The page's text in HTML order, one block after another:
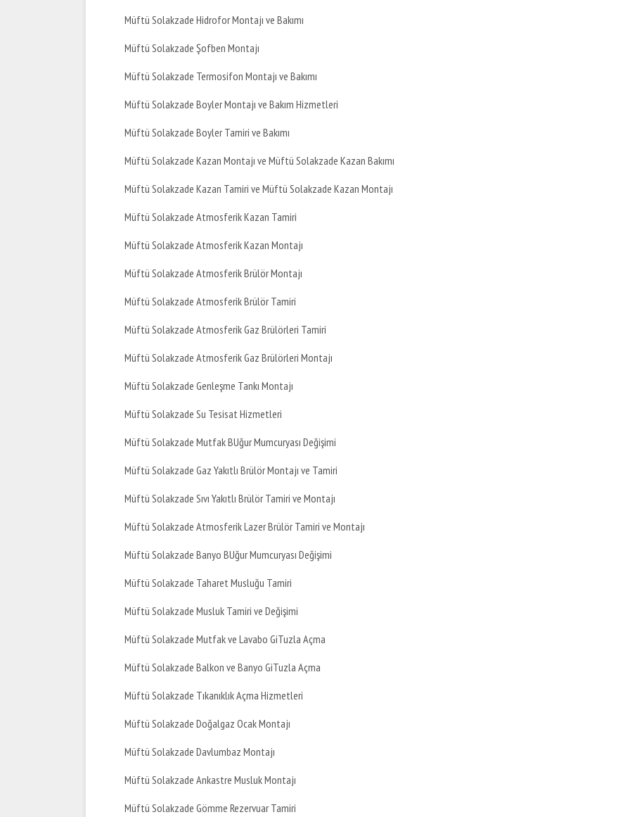
Müftü Solakzade Hidrofor Montajı ve Bakımı
Müftü Solakzade Şofben Montajı
Müftü Solakzade Termosifon Montajı ve Bakımı
Müftü Solakzade Boyler Montajı ve Bakım Hizmetleri
Müftü Solakzade Boyler Tamiri ve Bakımı
Müftü Solakzade Kazan Montajı ve Müftü Solakzade Kazan Bakımı
Müftü Solakzade Kazan Tamiri ve Müftü Solakzade Kazan Montajı
Müftü Solakzade Atmosferik Kazan Tamiri
Müftü Solakzade Atmosferik Kazan Montajı
Müftü Solakzade Atmosferik Brülör Montajı
Müftü Solakzade Atmosferik Brülör Tamiri
Müftü Solakzade Atmosferik Gaz Brülörleri Tamiri
Müftü Solakzade Atmosferik Gaz Brülörleri Montajı
Müftü Solakzade Genleşme Tankı Montajı
Müftü Solakzade Su Tesisat Hizmetleri
Müftü Solakzade Mutfak BUğur Mumcuryası Değişimi
Müftü Solakzade Gaz Yakıtlı Brülör Montajı ve Tamiri
Müftü Solakzade Sıvı Yakıtlı Brülör Tamiri ve Montajı
Müftü Solakzade Atmosferik Lazer Brülör Tamiri ve Montajı
Müftü Solakzade Banyo BUğur Mumcuryası Değişimi
Müftü Solakzade Taharet Musluğu Tamiri
Müftü Solakzade Musluk Tamiri ve Değişimi
Müftü Solakzade Mutfak ve Lavabo GiTuzla Açma
Müftü Solakzade Balkon ve Banyo GiTuzla Açma
Müftü Solakzade Tıkanıklık Açma Hizmetleri
Müftü Solakzade Doğalgaz Ocak Montajı
Müftü Solakzade Davlumbaz Montajı
Müftü Solakzade Ankastre Musluk Montajı
Müftü Solakzade Gömme Rezervuar Tamiri